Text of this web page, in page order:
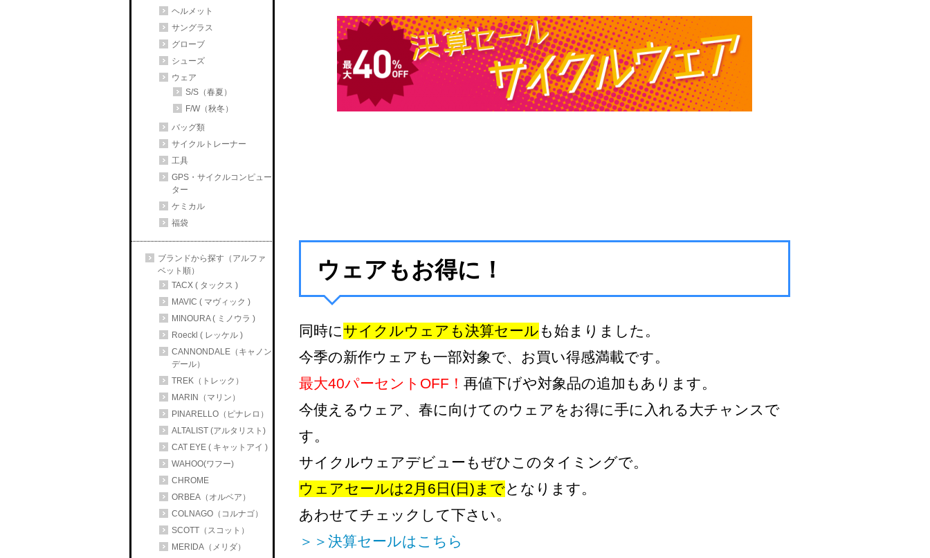
ヘルメット
サングラス
グローブ
シューズ
ウェア
S/S（春夏）
F/W（秋冬）
バッグ類
サイクルトレーナー
工具
GPS・サイクルコンピュー
ター
ケミカル
福袋
ブランドから探す（アルファ
ベット順）
TACX ( タックス )
MAVIC ( マヴィック )
MINOURA ( ミノウラ )
Roeckl ( レッケル )
CANNONDALE（キャノン
デール）
TREK（トレック）
MARIN（マリン）
PINARELLO（ピナレロ）
ALTALIST (アルタリスト)
CAT EYE ( キャットアイ )
WAHOO(ワフー)
CHROME
ORBEA（オルベア）
COLNAGO（コルナゴ）
SCOTT（スコット）
MERIDA（メリダ）
ウェアもお得に！
同時にサイクルウェアも決算セール も始まりました。
今季の新作ウェアも一部対象で、お買い得感満載です。
最大40パーセントOFF！ 再値下げや対象品の追加もあります。
今使えるウェア、春に向けてのウェアをお得に手に入れる大チャンスで
す。
サイクルウェアデビューもぜひこのタイミングで。
ウェアセールは2月6日(日)までとなります。
あわせてチェックして下さい。
＞＞決算セールはこちら